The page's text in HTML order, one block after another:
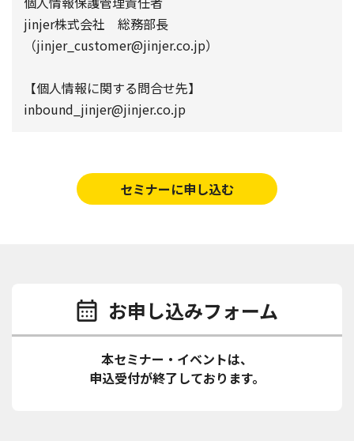
jinjer株式会社 総務部長
（jinjer_customer@jinjer.co.jp）
【個人情報に関する問合せ先】
inbound_jinjer@jinjer.co.jp
セミナーに申し込む
お申し込みフォーム
本セミナー・イベントは、
申込受付が終了しております。